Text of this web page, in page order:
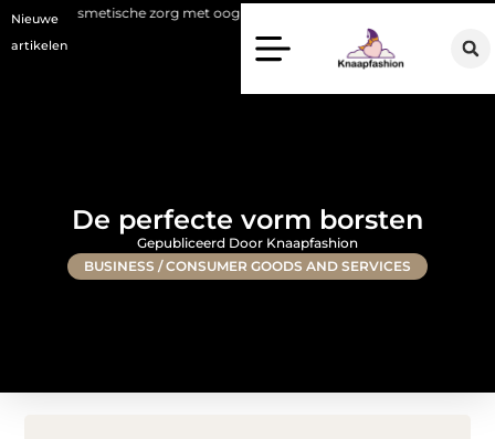
Nieuwe
artikelen
zorg met oog voor natuurlijke resultaten
De perfecte vorm borsten
BUSINESS / CONSUMER GOODS AND SERVICES
Gepubliceerd Door Knaapfashion